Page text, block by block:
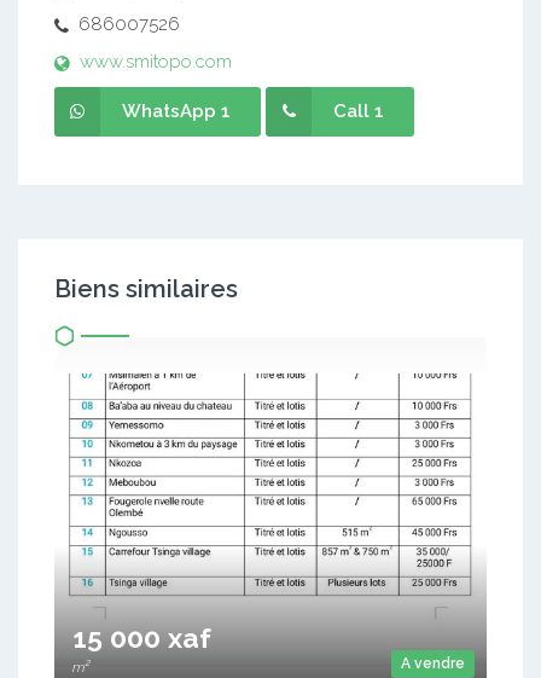
686007526
www.smitopo.com
WhatsApp 1 Call 1
Biens similaires
A vendre
15 000 xaf
m²